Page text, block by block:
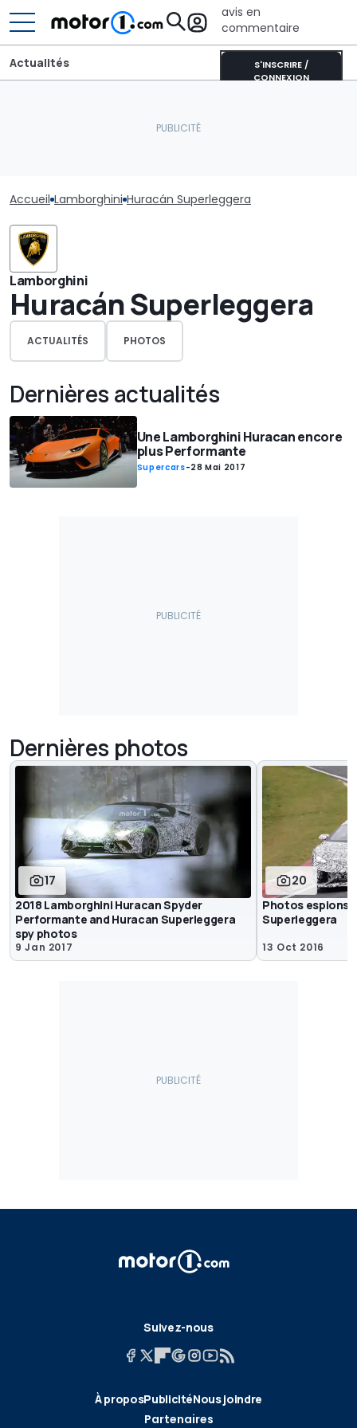
avis en
commentaire
S'INSCRIRE /
CONNEXION
Actualités
Accueil Lamborghini Huracán Superleggera
Lamborghini
Huracán Superleggera
ACTUALITÉS PHOTOS
Dernières actualités
Une Lamborghini Huracan encore
plus Performante
Supercars-28 Mai 2017
Dernières photos
17
2018 Lamborghini Huracan Spyder
Performante and Huracan Superleggera
spy photos
9 Jan 2017
20
Photos espions
Superleggera
13 Oct 2016
Suivez-nous
À proposPublicitéNous joindre
Partenaires